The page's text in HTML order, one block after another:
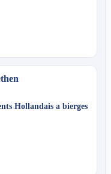
Hollandais a bierges